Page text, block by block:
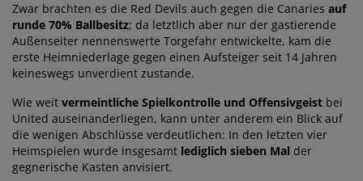
Zwar brachten es die Red Devils auch gegen die Canaries auf
runde 70% Ballbesitz; da letztlich aber nur der gastierende
Außenseiter nennenswerte Torgefahr entwickelte, kam die
erste Heimniederlage gegen einen Aufsteiger seit 14 Jahren
keineswegs unverdient zustande.
Wie weit vermeintliche Spielkontrolle und Offensivgeist bei
United auseinanderliegen, kann unter anderem ein Blick auf
die wenigen Abschlüsse verdeutlichen: In den letzten vier
Heimspielen wurde insgesamt lediglich sieben Mal der
gegnerische Kasten anvisiert.